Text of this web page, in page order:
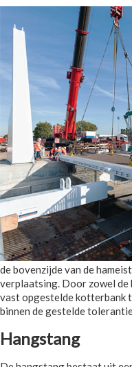
de bovenzijde van de
verplaatsing. Door zowel de
vast opgestelde kotterbank
binnen de gestelde
Hangstang